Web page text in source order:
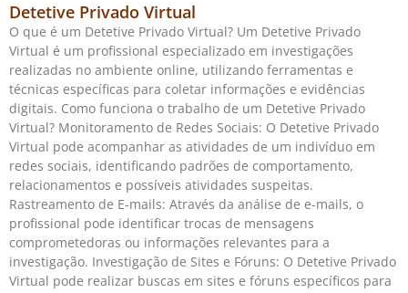
Detetive Privado Virtual
O que é um Detetive Privado Virtual? Um Detetive Privado
Virtual é um profissional especializado em investigações
realizadas no ambiente online, utilizando ferramentas e
técnicas específicas para coletar informações e evidências
digitais. Como funciona o trabalho de um Detetive Privado
Virtual? Monitoramento de Redes Sociais: O Detetive Privado
Virtual pode acompanhar as atividades de um indivíduo em
redes sociais, identificando padrões de comportamento,
relacionamentos e possíveis atividades suspeitas.
Rastreamento de E-mails: Através da análise de e-mails, o
profissional pode identificar trocas de mensagens
comprometedoras ou informações relevantes para a
investigação. Investigação de Sites e Fóruns: O Detetive Privado
Virtual pode realizar buscas em sites e fóruns específicos para